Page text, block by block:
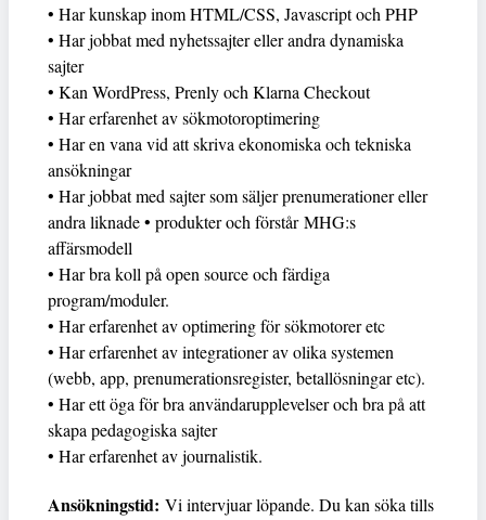
• Har kunskap inom HTML/CSS, Javascript och PHP
• Har jobbat med nyhetssajter eller andra dynamiska
sajter
• Kan WordPress, Prenly och Klarna Checkout
• Har erfarenhet av sökmotoroptimering
• Har en vana vid att skriva ekonomiska och tekniska
ansökningar
• Har jobbat med sajter som säljer prenumerationer eller
andra liknade • produkter och förstår MHG:s
affärsmodell
• Har bra koll på open source och färdiga
program/moduler.
• Har erfarenhet av optimering för sökmotorer etc
• Har erfarenhet av integrationer av olika systemen
(webb, app, prenumerationsregister, betallösningar etc).
• Har ett öga för bra användarupplevelser och bra på att
skapa pedagogiska sajter
• Har erfarenhet av journalistik.
Ansökningstid: Vi intervjuar löpande. Du kan söka tills